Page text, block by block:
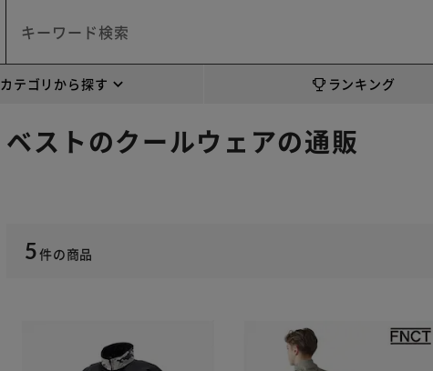
カテゴリから探す ランキング
ベストのクールウェアの通販
5件の商品